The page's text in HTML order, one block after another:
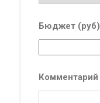
Бюджет (руб)
Комментарий